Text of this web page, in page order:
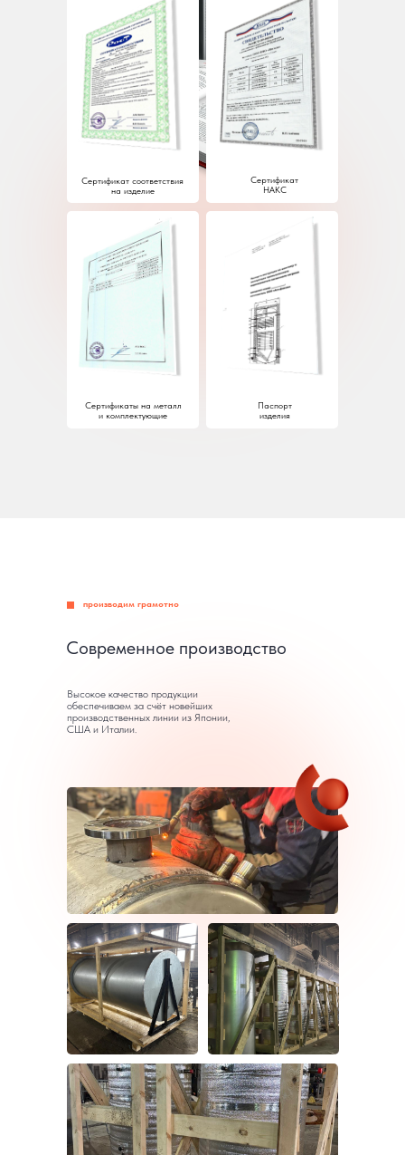
Паспорт
изделия
Сертификат
НАКС
Сертификат соответствия
на изделие
Сертификаты на металл
и комплектующие
Современное производство
Высокое качество продукции
обеспечиваем за счёт новейших
производственных линии из Японии,
США и Италии.
производим грамотно